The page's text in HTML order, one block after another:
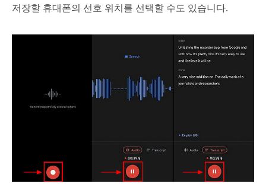
저장할 휴대폰의 선호 위치를 선택할 수도 있습니다.